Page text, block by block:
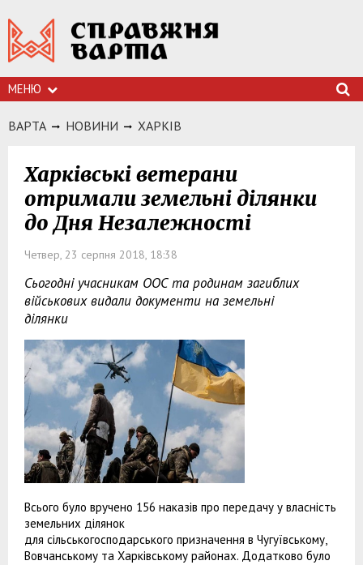
МЕНЮ
ВАРТА НОВИНИ ХАРКIВ
Харківські ветерани
отримали земельні ділянки
до Дня Незалежності
Четвер, 23 серпня 2018, 18:38
Сьогодні учасникам ООС та родинам загиблих
військових видали документи на земельні
ділянки
Всього було вручено 156 наказів про передачу у власність
земельних ділянок
для сільськогосподарського призначення в Чугуївському,
Вовчанському та Харківському районах. Додатково було